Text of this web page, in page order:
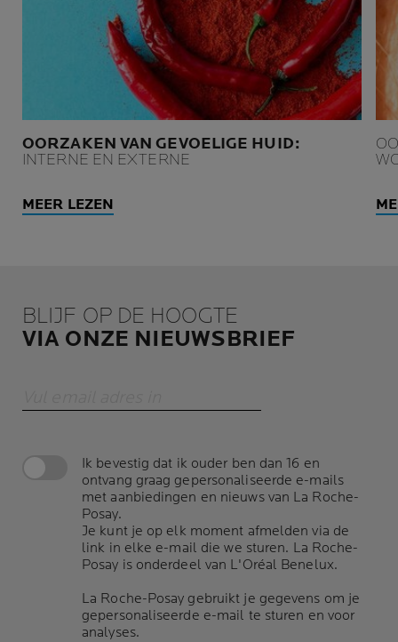
OORZAKEN VAN GEVOELIGE HUID:
INTERNE EN EXTERNE
MEER LEZEN
BLIJF OP DE HOOGTE
VIA ONZE NIEUWSBRIEF
Ik bevestig dat ik ouder ben dan 16 en
ontvang graag gepersonaliseerde e-mails
met aanbiedingen en nieuws van La Roche-
Posay.
Je kunt je op elk moment afmelden via de
link in elke e-mail die we sturen. La Roche-
Posay is onderdeel van L'Oréal Benelux.
La Roche-Posay gebruikt je gegevens om je
gepersonaliseerde e-mail te sturen en voor
analyses.